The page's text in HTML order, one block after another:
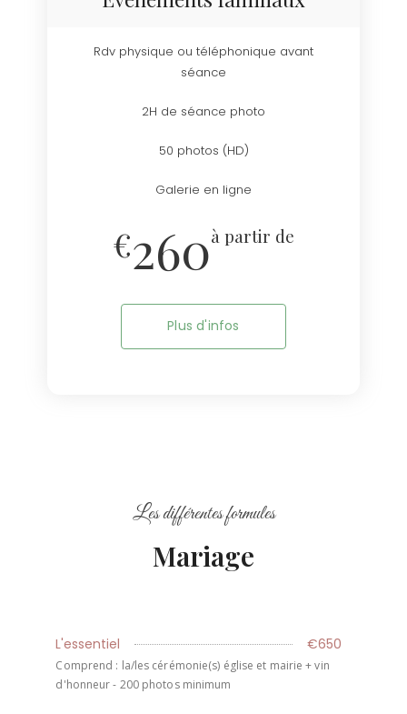
Rdv physique ou téléphonique avant
séance
2H de séance photo
50 photos (HD)
Galerie en ligne
€260à partir de
Plus d'infos
Les différentes formules
Mariage
L'essentiel €650
Comprend : la/les cérémonie(s) église et mairie + vin
d'honneur - 200 photos minimum